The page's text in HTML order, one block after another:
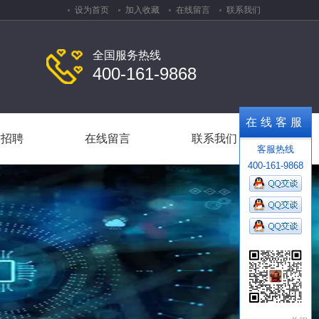
设为首页 加入收藏 在线留言 联系我们
全国服务热线
400-161-9868
聘 在线留言 联系我们
在线客服
客服热线
400-161-9868